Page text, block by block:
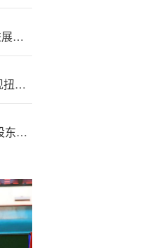
这{家}龙头冲刺港股迎来重要进展，今年前三季度营收首破千亿
华兴资:本?今年上半年全面实现扭亏为盈：三大板块协同发展，深化2.0战略布局
温州宏—丰!(300283)6月30日股东户数2.18万户，较上期增加14.26%